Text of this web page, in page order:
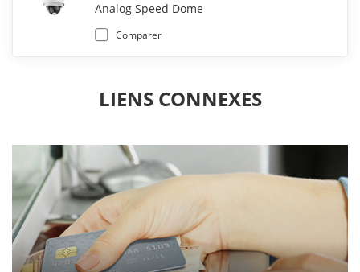
Analog Speed Dome
Comparer
LIENS CONNEXES